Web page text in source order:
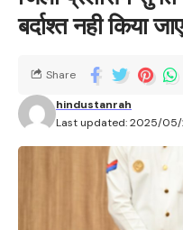
बर्दाश्त नही किया
Last updated: 2025/05/
hindustanrah
Share